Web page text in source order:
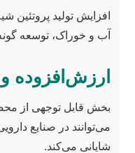
افزایش تولید
آب و خوراک، توسعه
ارزش‌افزوده
می‌توانند در صنایع
شایانی می‌کند.